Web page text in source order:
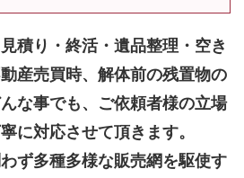
積り・終活・遺品整理・空き
産売買時、解体前の残置物の
な事でも、 ご依頼者様の立場
に対応させて頂きます。
ず多種多様な販売網を駆使す